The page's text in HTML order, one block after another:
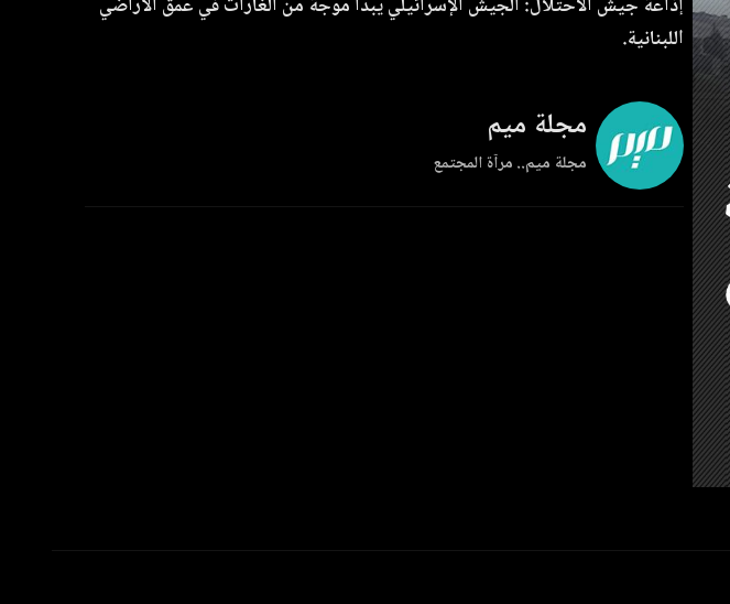
إذاعة جيش الاحتلال: الجيش الإسرائيلي يبدأ موجة من الغارات في عمق الأراضي
اللبنانية.
مجلة ميم
مجلة ميم.. مرآة المجتمع